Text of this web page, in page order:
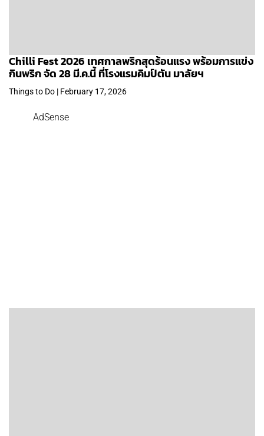
Chilli Fest 2026 เทศกาลพริกสุดร้อนแรง พร้อมการแข่ง
กินพริก จัด 28 มี.ค.นี้ ที่โรงแรมคิมป์ตัน มาลัยฯ
Things to Do | February 17, 2026
AdSense